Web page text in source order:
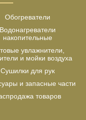
Обогреватели
Водонагреватели
накопительные
увлажнители,
и мойки воздуха
Сушилки для рук
и запасные части
товаров